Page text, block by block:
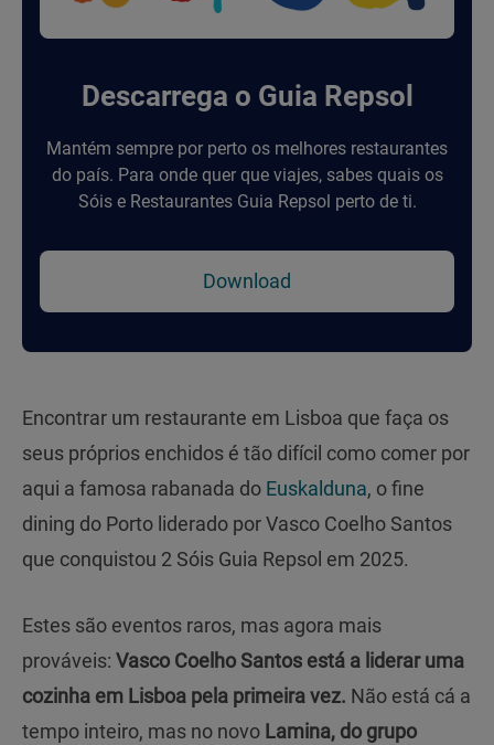
Descarrega o Guia Repsol
Mantém sempre por perto os melhores restaurantes
do país. Para onde quer que viajes, sabes quais os
Sóis e Restaurantes Guia Repsol perto de ti.
Download
Encontrar um restaurante em Lisboa que faça os
seus próprios enchidos é tão difícil como comer por
aqui a famosa rabanada do Euskalduna, o fine
dining do Porto liderado por Vasco Coelho Santos
que conquistou 2 Sóis Guia Repsol em 2025.
Estes são eventos raros, mas agora mais
prováveis: Vasco Coelho Santos está a liderar uma
cozinha em Lisboa pela primeira vez. Não está cá a
tempo inteiro, mas no novo Lamina, do grupo